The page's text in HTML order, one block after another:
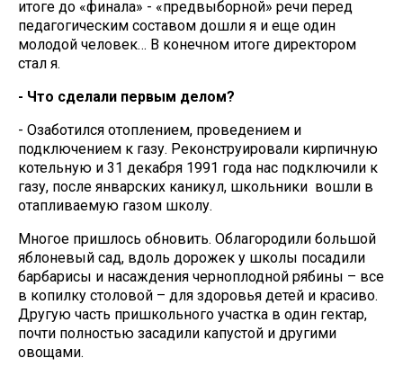
итоге до «финала» - «предвыборной» речи перед
педагогическим составом дошли я и еще один
молодой человек… В конечном итоге директором
стал я.
- Что сделали первым делом?
- Озаботился отоплением, проведением и
подключением к газу. Реконструировали кирпичную
котельную и 31 декабря 1991 года нас подключили к
газу, после январских каникул, школьники вошли в
отапливаемую газом школу.
Многое пришлось обновить. Облагородили большой
яблоневый сад, вдоль дорожек у школы посадили
барбарисы и насаждения черноплодной рябины – все
в копилку столовой – для здоровья детей и красиво.
Другую часть пришкольного участка в один гектар,
почти полностью засадили капустой и другими
овощами.